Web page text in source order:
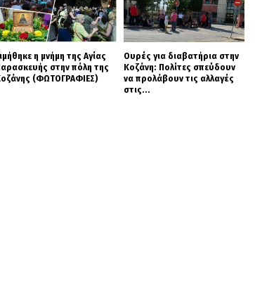
η μνήμη της Αγίας
στην πόλη της
(ΦΩΤΟΓΡΑΦΙΕΣ)
Ουρές για διαβατήρια στην
Κοζάνη: Πολίτες σπεύδουν
να προλάβουν τις αλλαγές
στις...